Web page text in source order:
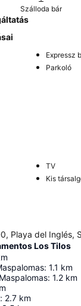
Szálloda bár
Parkoló
TV
Kis
Playa del Inglés,
Los Tilos
: 1.1 km
: 1.2 km
: 2.7 km